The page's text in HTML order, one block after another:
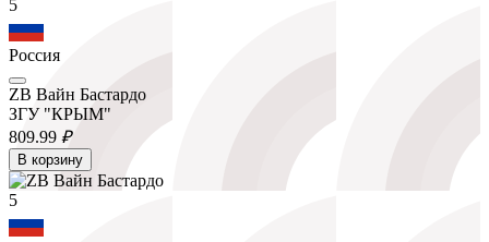
5
Россия
ZB Вайн Бастардо
ЗГУ "КРЫМ"
809.99 ₽
В корзину
5